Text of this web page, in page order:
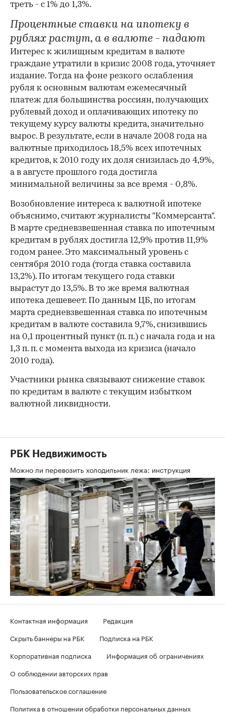
треть - с 1% до 1,3%.
Процентные ставки на ипотеку в
рублях растут, а в валюте - падают
Интерес к жилищным кредитам в валюте
граждане утратили в кризис 2008 года, уточняет
издание. Тогда на фоне резкого ослабления
рубля к основным валютам ежемесячный
платеж для большинства россиян, получающих
рублевый доход и оплачивающих ипотеку по
текущему курсу валюты кредита, значительно
вырос. В результате, если в начале 2008 года на
валютные приходилось 18,5% всех ипотечных
кредитов, к 2010 году их доля снизилась до 4,9%,
а в августе прошлого года достигла
минимальной величины за все время - 0,8%.
Возобновление интереса к валютной ипотеке
объяснимо, считают журналисты "Коммерсанта".
В марте средневзвешенная ставка по ипотечным
кредитам в рублях достигла 12,9% против 11,9%
годом ранее. Это максимальный уровень с
сентября 2010 года (тогда ставка составила
13,2%). По итогам текущего года ставки
вырастут до 13,5%. В то же время валютная
ипотека дешевеет. По данным ЦБ, по итогам
марта средневзвешенная ставка по ипотечным
кредитам в валюте составила 9,7%, снизившись
на 0,1 процентный пункт (п. п.) с начала года и на
1,3 п. п. с момента выхода из кризиса (начало
2010 года).
Участники рынка связывают снижение ставок
по кредитам в валюте с текущим избытком
валютной ликвидности.
РБК Недвижимость
Можно ли перевозить холодильник лежа: инструкция
Контактная информация
Редакция
Скрыть баннеры на РБК
Подписка на РБК
Корпоративная подписка
Информация об ограничениях
О соблюдении авторских прав
Пользовательское соглашение
Политика в отношении обработки персональных данных